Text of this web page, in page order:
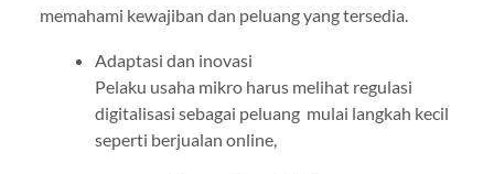
memahami kewajiban dan peluang yang tersedia.
Adaptasi dan inovasi
Pelaku usaha mikro harus melihat regulasi
digitalisasi sebagai peluang mulai langkah kecil
seperti berjualan online,